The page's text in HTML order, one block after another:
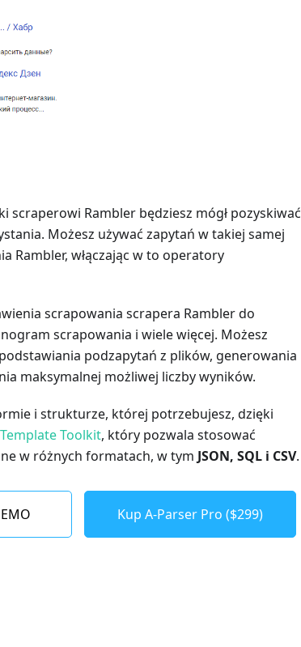
scraperowi Rambler będziesz mógł pozyskiwać
Możesz używać zapytań w takiej samej
Rambler, włączając w to operatory
scrapowania scrapera Rambler do
scrapowania i wiele więcej. Możesz
podzapytań z plików, generowania
maksymalnej możliwej liczby wyników.
i strukturze, której potrzebujesz, dzięki
Template Toolkit, który pozwala stosować
w różnych formatach, w tym JSON, SQL i CSV.
Kup A-Parser Pro ($299)